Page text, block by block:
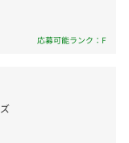
リティクス
ツール
タ加工システム
のためにできる
た、リモート
くことができ
ど子育て世代
ィスを移転。
やすい職場環
応募可能ランク：F